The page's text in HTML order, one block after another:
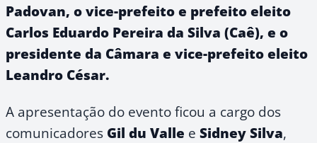
Padovan, o vice-prefeito e prefeito eleito
Carlos Eduardo Pereira da Silva (Caê), e o
presidente da Câmara e vice-prefeito eleito
Leandro César.
A apresentação do evento ficou a cargo dos
comunicadores Gil du Valle e Sidney Silva,